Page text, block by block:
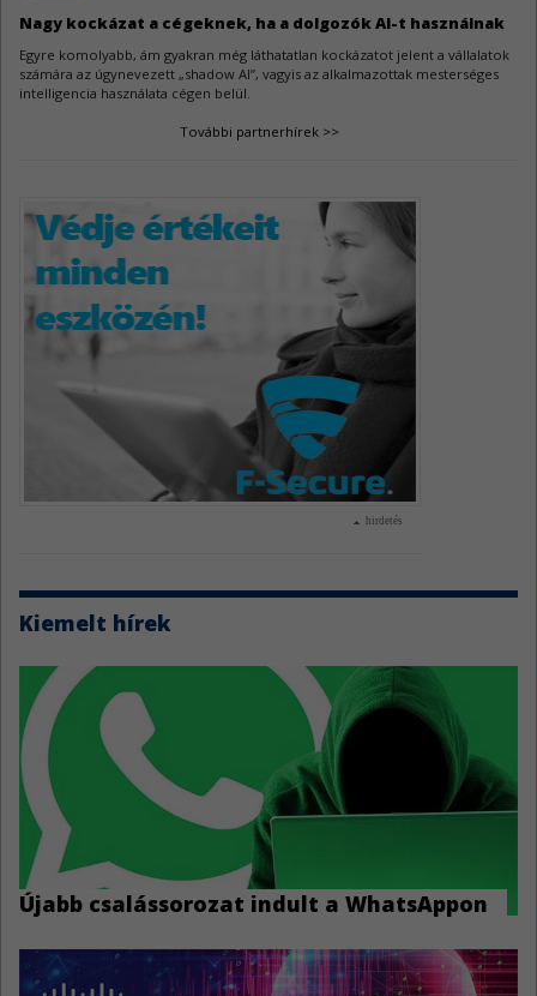
Nagy kockázat a cégeknek, ha a dolgozók AI-t használnak
Egyre komolyabb, ám gyakran még láthatatlan kockázatot jelent a vállalatok
számára az úgynevezett „shadow AI”, vagyis az alkalmazottak mesterséges
intelligencia használata cégen belül.
További partnerhírek >>
hirdetés
Kiemelt hírek
Újabb csalássorozat indult a WhatsAppon